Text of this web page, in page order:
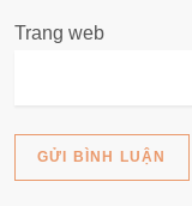
Trang web